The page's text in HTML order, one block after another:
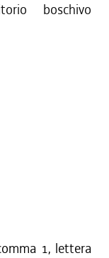
boschivo
1, lettera